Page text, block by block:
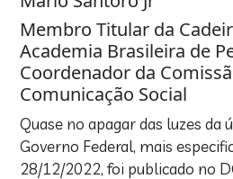
Membro Titular da
Academia Brasileira de
Coordenador da
Comunicação Social
Quase no apagar das luzes da
Governo Federal, mais
28/12/2022, foi publicado no